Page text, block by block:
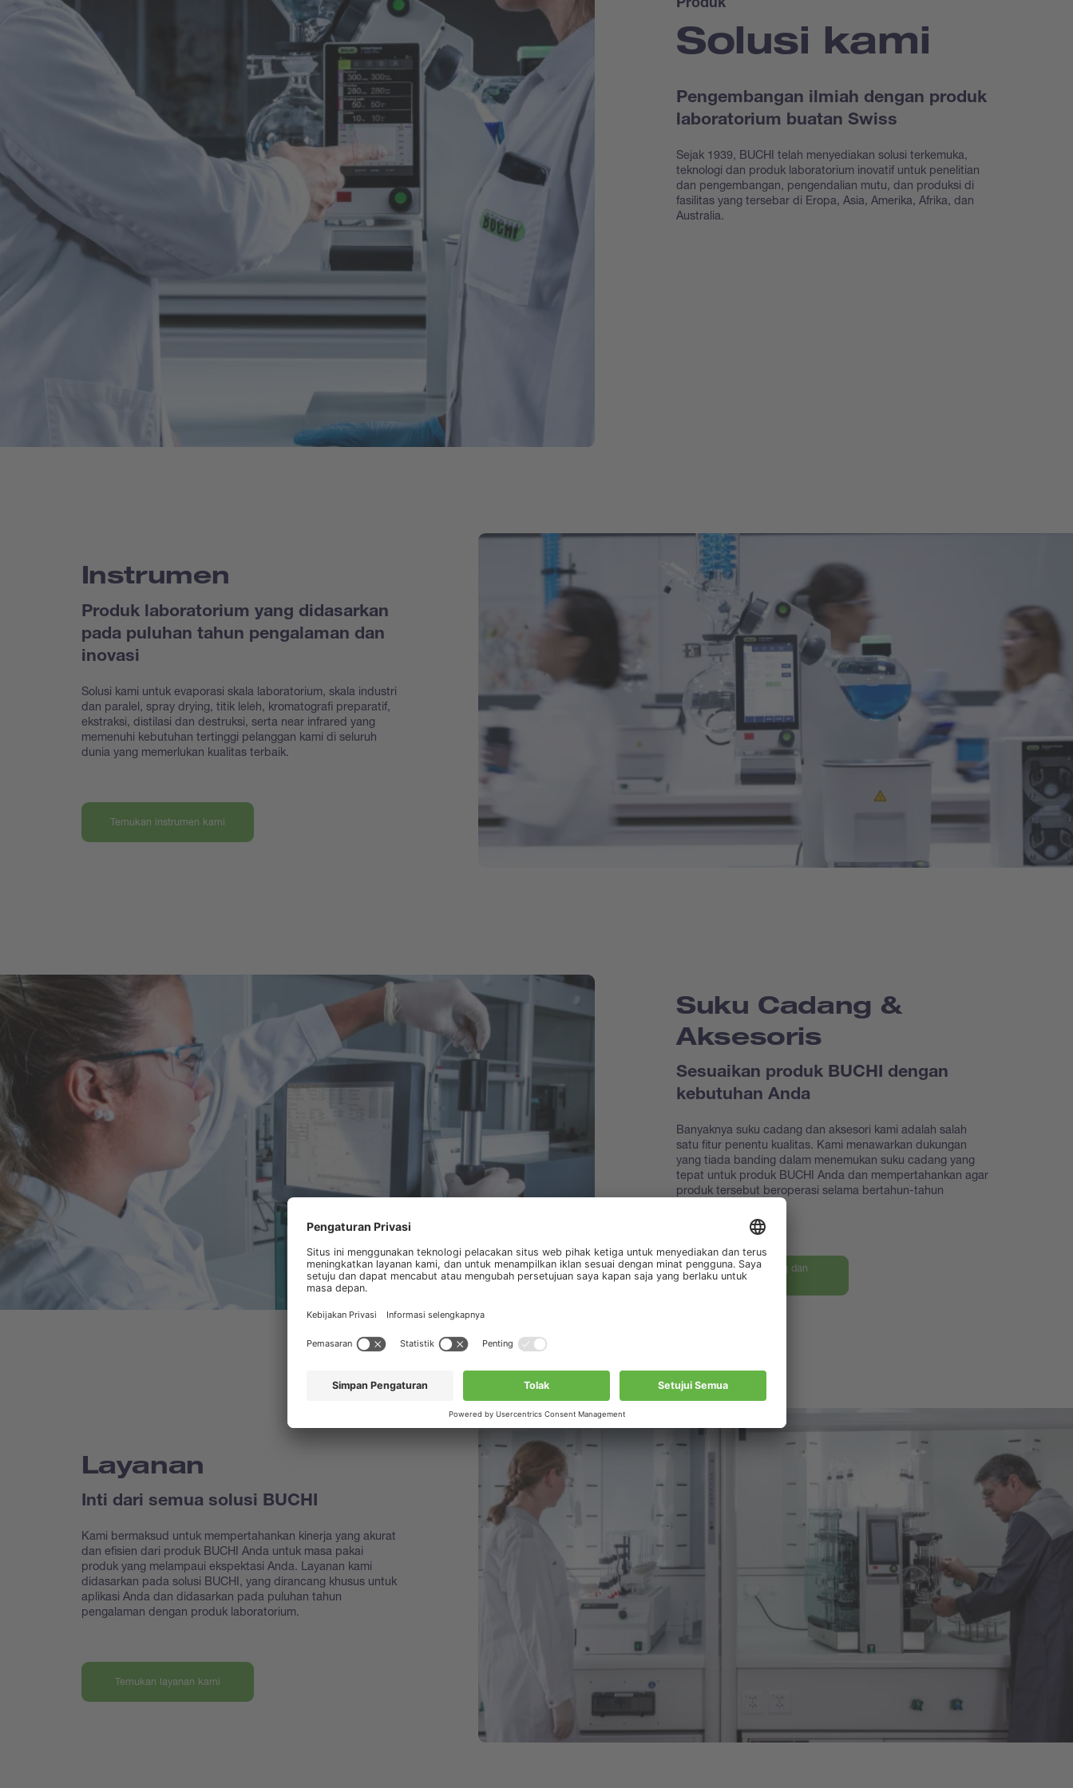
Produk
Solusi kami
Pengembangan ilmiah dengan produk
laboratorium buatan Swiss
Sejak 1939, BUCHI telah menyediakan solusi terkemuka,
teknologi dan produk laboratorium inovatif untuk penelitian
dan pengembangan, pengendalian mutu, dan produksi di
fasilitas yang tersebar di Eropa, Asia, Amerika, Afrika, dan
Australia.
Instrumen
Produk laboratorium yang didasarkan
pada puluhan tahun pengalaman dan
inovasi
Solusi kami untuk evaporasi skala laboratorium, skala industri
dan paralel, spray drying, titik leleh, kromatografi preparatif,
ekstraksi, distilasi dan destruksi, serta near infrared yang
memenuhi kebutuhan tertinggi pelanggan kami di seluruh
dunia yang memerlukan kualitas terbaik.
Temukan instrumen kami
Suku Cadang &
Aksesoris
Sesuaikan produk BUCHI dengan
kebutuhan Anda
Banyaknya suku cadang dan aksesori kami adalah salah
satu fitur penentu kualitas. Kami menawarkan dukungan
yang tiada banding dalam menemukan suku cadang yang
tepat untuk produk BUCHI Anda dan mempertahankan agar
produk tersebut beroperasi selama bertahun-tahun
Temukan suku cadang dan
aksesori kami
Layanan
Inti dari semua solusi BUCHI
Kami bermaksud untuk mempertahankan kinerja yang akurat
dan efisien dari produk BUCHI Anda untuk masa pakai
produk yang melampaui ekspektasi Anda. Layanan kami
didasarkan pada solusi BUCHI, yang dirancang khusus untuk
aplikasi Anda dan didasarkan pada puluhan tahun
pengalaman dengan produk laboratorium.
Temukan layanan kami